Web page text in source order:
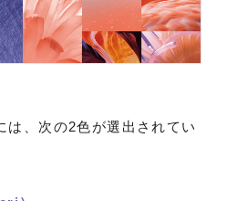
は、次の2色が選出されてい